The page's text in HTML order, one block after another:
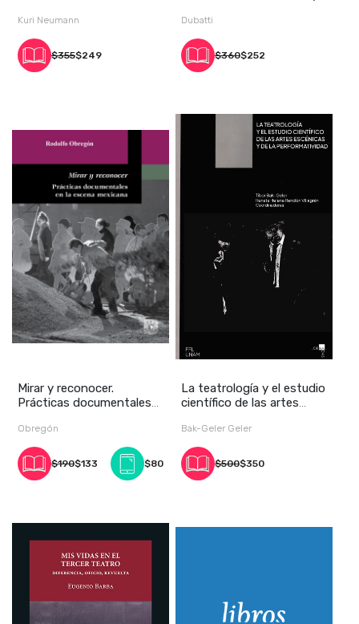
Kuri Neumann
$355$249
Dubatti
$360$252
Mirar y reconocer.
Prácticas documentales
Obregón
$190$133 $80
La teatrología y el estudio
científico de las artes
Bak-Geler Geler
$500$350